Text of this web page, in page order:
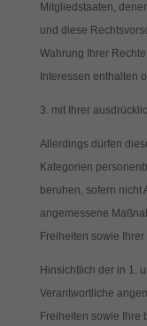
Mitgliedstaaten,
und diese
Wahrung Ihrer
Interessen enthalten
mit Ihrer
Allerdings dürfen
Kategorien
beruhen, sofern nicht
angemessene
Freiheiten sowie
Hinsichtlich der in 1.
Verantwortliche
Freiheiten sowie Ihre